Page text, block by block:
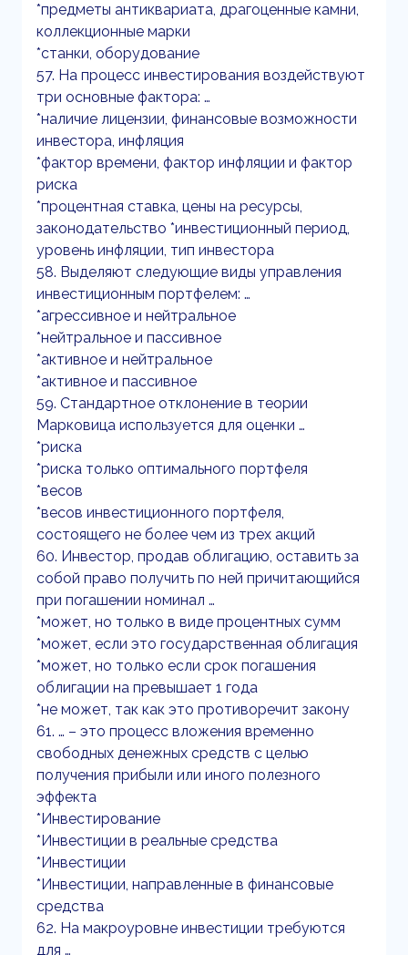
*предметы антиквариата, драгоценные камни,
коллекционные марки
*станки, оборудование
57. На процесс инвестирования воздействуют
три основные фактора: …
*наличие лицензии, финансовые возможности
инвестора, инфляция
*фактор времени, фактор инфляции и фактор
риска
*процентная ставка, цены на ресурсы,
законодательство *инвестиционный период,
уровень инфляции, тип инвестора
58. Выделяют следующие виды управления
инвестиционным портфелем: …
*агрессивное и нейтральное
*нейтральное и пассивное
*активное и нейтральное
*активное и пассивное
59. Стандартное отклонение в теории
Марковица используется для оценки …
*риска
*риска только оптимального портфеля
*весов
*весов инвестиционного портфеля,
состоящего не более чем из трех акций
60. Инвестор, продав облигацию, оставить за
собой право получить по ней причитающийся
при погашении номинал …
*может, но только в виде процентных сумм
*может, если это государственная облигация
*может, но только если срок погашения
облигации на превышает 1 года
*не может, так как это противоречит закону
61. … – это процесс вложения временно
свободных денежных средств с целью
получения прибыли или иного полезного
эффекта
*Инвестирование
*Инвестиции в реальные средства
*Инвестиции
*Инвестиции, направленные в финансовые
средства
62. На макроуровне инвестиции требуются
для …